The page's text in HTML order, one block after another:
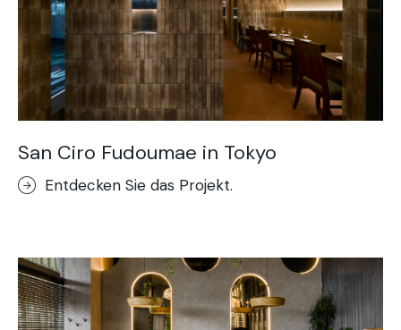
San Ciro Fudoumae in Tokyo
Entdecken Sie das Projekt.